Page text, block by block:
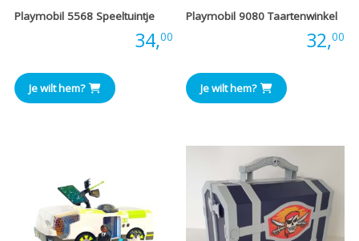
Playmobil 5568 Speeltuintje
34,00
Je wilt hem?
Playmobil 9080 Taartenwinkel
32,00
Je wilt hem?